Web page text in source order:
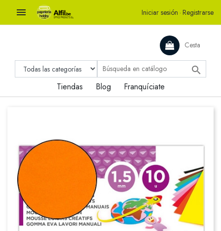
 Iniciar sesión · Registrarse
Cesta

Tiendas Blog Franquíciate